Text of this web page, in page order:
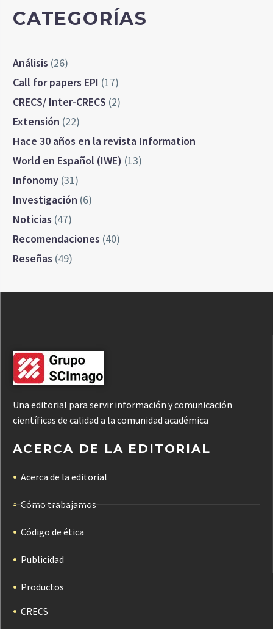
CATEGORÍAS
Análisis (26)
Call for papers EPI (17)
CRECS/ Inter-CRECS (2)
Extensión (22)
Hace 30 años en la revista Information
World en Español (IWE) (13)
Infonomy (31)
Investigación (6)
Noticias (47)
Recomendaciones (40)
Reseñas (49)
Una editorial para servir información y comunicación
científicas de calidad a la comunidad académica
ACERCA DE LA EDITORIAL
Acerca de la editorial
Cómo trabajamos
Código de ética
Publicidad
Productos
CRECS